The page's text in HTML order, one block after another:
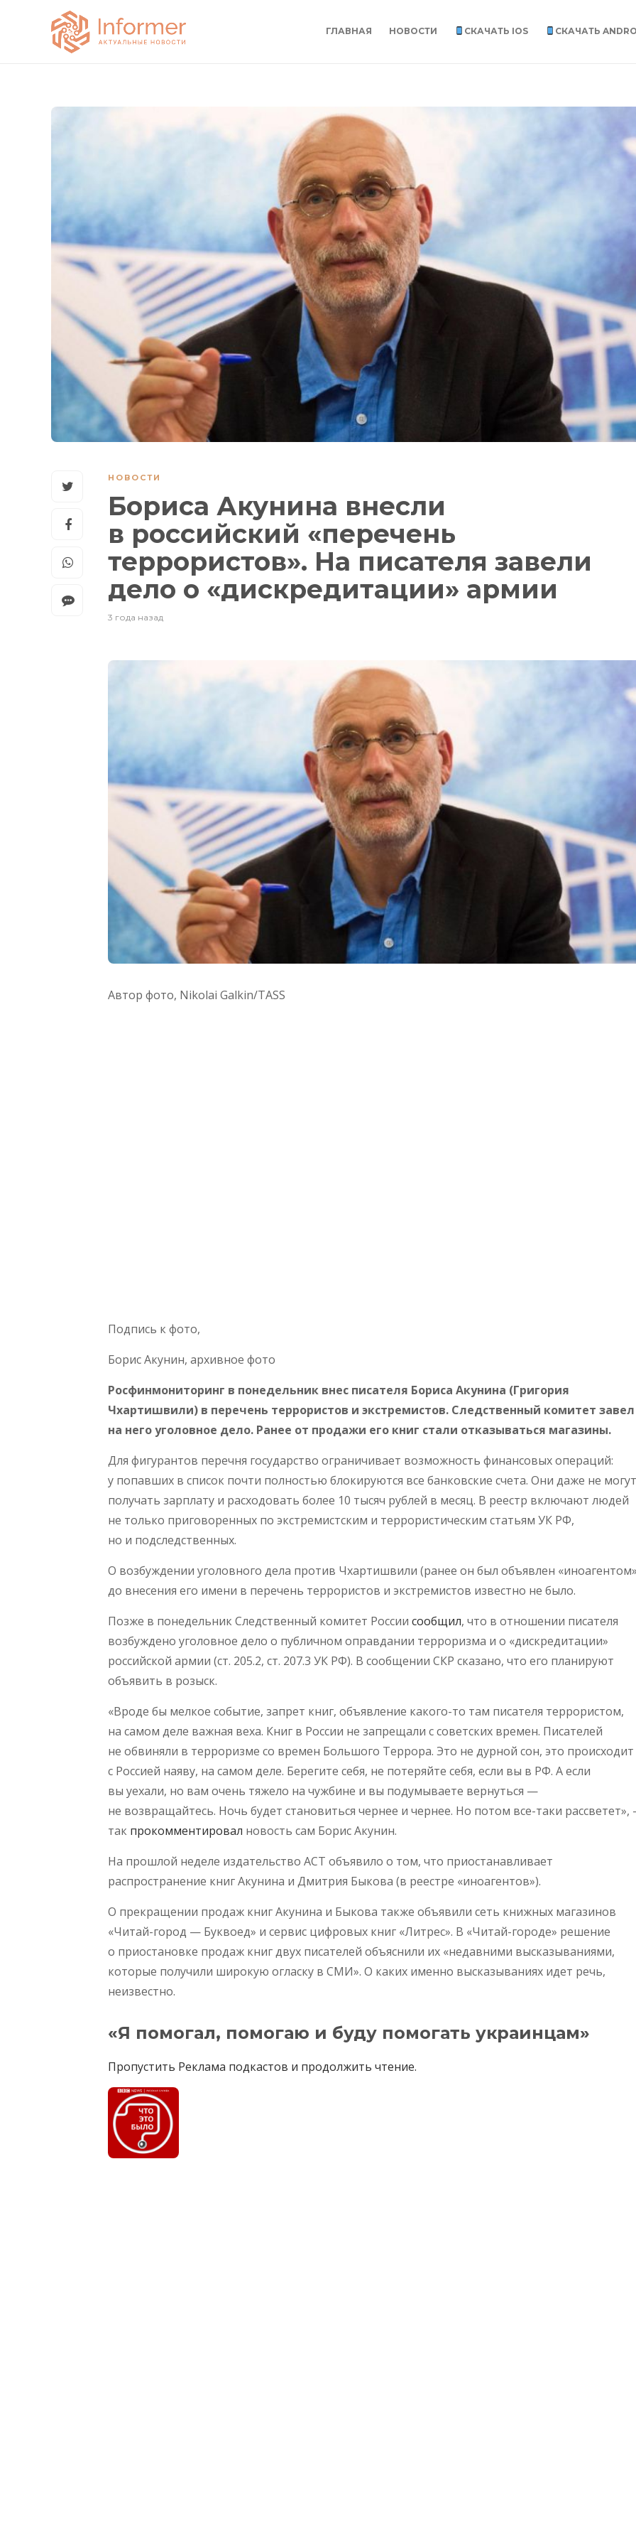
ГЛАВНАЯ НОВОСТИ СКАЧАТЬ IOS СКАЧАТЬ
НОВОСТИ
Бориса Акунина внесли
в российский «перечень
террористов». На писателя завели
дело о «дискредитации» армии
3 года назад
Автор фото, Nikolai Galkin/TASS
Подпись к фото,
Борис Акунин, архивное фото
Росфинмониторинг в понедельник внес писателя Бориса Акунина (Григория
Чхартишвили) в перечень террористов и экстремистов. Следственный комитет завел
на него уголовное дело. Ранее от продажи его книг стали отказываться магазины.
Для фигурантов перечня государство ограничивает возможность финансовых операций:
у попавших в список почти полностью блокируются все банковские счета. Они даже не могут
получать зарплату и расходовать более 10 тысяч рублей в месяц. В реестр включают людей
не только приговоренных по экстремистским и террористическим статьям УК РФ,
но и подследственных.
О возбуждении уголовного дела против Чхартишвили (ранее он был объявлен
до внесения его имени в перечень террористов и экстремистов известно не было.
Позже в понедельник Следственный комитет России сообщил, что в отношении писателя
возбуждено уголовное дело о публичном оправдании терроризма и о «дискредитации»
российской армии (ст. 205.2, ст. 207.3 УК РФ). В сообщении СКР сказано, что его планируют
объявить в розыск.
«Вроде бы мелкое событие, запрет книг, объявление какого-то там писателя террористом,
на самом деле важная веха. Книг в России не запрещали с советских времен. Писателей
не обвиняли в терроризме со времен Большого Террора. Это не дурной сон, это происходит
с Россией наяву, на самом деле. Берегите себя, не потеряйте себя, если вы в РФ. А если
вы уехали, но вам очень тяжело на чужбине и вы подумываете вернуться —
не возвращайтесь. Ночь будет становиться чернее и чернее. Но потом все-таки
так прокомментировал новость сам Борис Акунин.
На прошлой неделе издательство АСТ объявило о том, что приостанавливает
распространение книг Акунина и Дмитрия Быкова (в реестре «иноагентов»).
О прекращении продаж книг Акунина и Быкова также объявили сеть книжных магазинов
«Читай-город — Буквоед» и сервис цифровых книг «Литрес». В «Читай-городе» решение
о приостановке продаж книг двух писателей объяснили их «недавними высказываниями,
которые получили широкую огласку в СМИ». О каких именно высказываниях идет речь,
неизвестно.
«Я помогал, помогаю и буду помогать украинцам»
Пропустить Реклама подкастов и продолжить чтение.